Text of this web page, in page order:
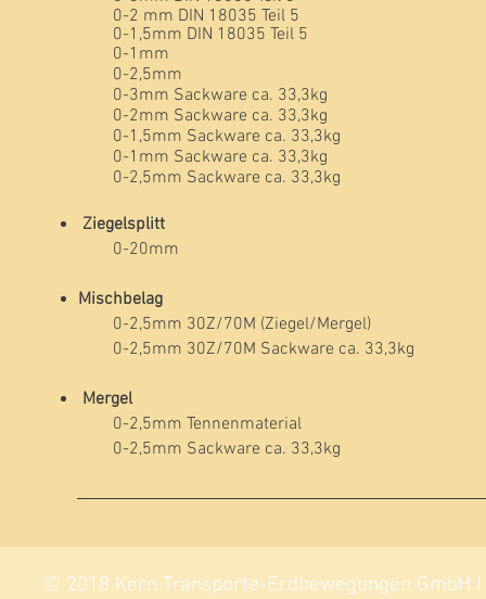
0-2 mm DIN 18035 Teil 5
0-1,5mm DIN 18035 Teil 5
0-1mm
0-2,5mm
0-3mm Sackware ca. 33,3kg
0-2mm Sackware ca. 33,3kg
0-1,5mm Sackware ca. 33,3kg
0-1mm Sackware ca. 33,3kg
0-2,5mm Sackware ca. 33,3kg
Ziegelsplitt
0-20mm
Mischbelag
0-2,5mm 30Z/70M (Ziegel/Mergel)
0-2,5mm 30Z/70M Sackware ca. 33,3kg
Mergel
0-2,5mm Tennenmaterial
0-2,5mm Sackware ca. 33,3kg
© 2018 Kern Transporte-Erdbewegungen GmbH